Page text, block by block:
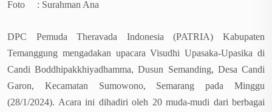
Foto : Surahman Ana
DPC Pemuda Theravada Indonesia (PATRIA) Kabupaten
Temanggung mengadakan upacara Visudhi Upasaka-Upasika di
Candi Boddhipakkhiyadhamma, Dusun Semanding, Desa Candi
Garon, Kecamatan Sumowono, Semarang pada Minggu
(28/1/2024). Acara ini dihadiri oleh 20 muda-mudi dari berbagai